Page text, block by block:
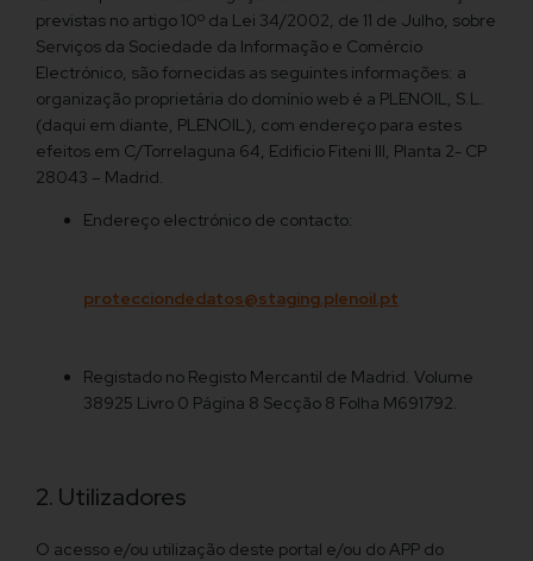
previstas no artigo 10º da Lei 34/2002, de 11 de Julho, sobre
Serviços da Sociedade da Informação e Comércio
Electrónico, são fornecidas as seguintes informações: a
organização proprietária do domínio web é a PLENOIL, S.L.
(daqui em diante, PLENOIL), com endereço para estes
efeitos em C/Torrelaguna 64, Edificio Fiteni III, Planta 2- CP
28043 – Madrid.
Endereço electrónico de contacto:
protecciondedatos@staging.plenoil.pt
Registado no Registo Mercantil de Madrid. Volume
38925 Livro 0 Página 8 Secção 8 Folha M691792.
2. Utilizadores
O acesso e/ou utilização deste portal e/ou do APP do